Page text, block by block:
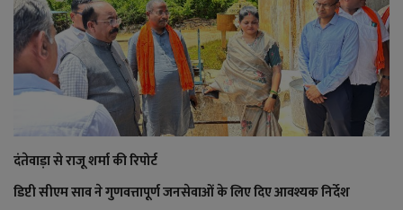
राजनीति
बिजनेस
मनोरंजन
दंतेवाड़ा से राजू शर्मा की रिपोर्ट
डिप्टी सीएम साव ने गुणवत्तापूर्ण जनसेवाओं के लिए दिए आवश्यक निर्देश